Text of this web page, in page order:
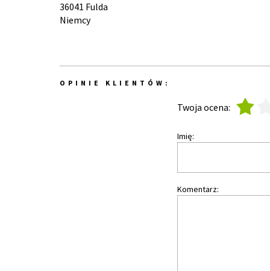
36041 Fulda
Niemcy
OPINIE KLIENTÓW:
Twoja ocena:
Imię:
Komentarz: